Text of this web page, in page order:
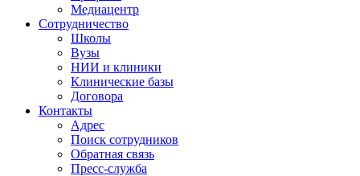
Медиацентр
Сотрудничество
Школы
Вузы
НИИ и клиники
Клинические базы
Договора
Контакты
Адрес
Поиск сотрудников
Обратная связь
Пресс-служба